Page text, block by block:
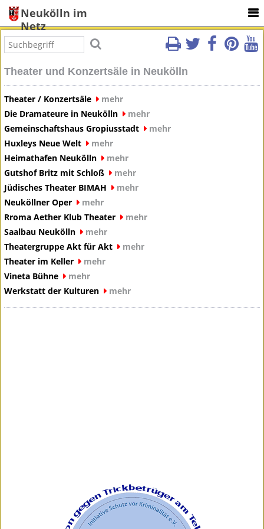
Neukölln im
Netz
Theater und Konzertsäle in Neukölln
Theater / Konzertsäle
mehr
Die Dramateure in Neukölln
mehr
Gemeinschaftshaus Gropiusstadt
mehr
Huxleys Neue Welt
mehr
Heimathafen Neukölln
mehr
Gutshof Britz mit Schloß
mehr
Jüdisches Theater BIMAH
mehr
Neuköllner Oper
mehr
Rroma Aether Klub Theater
mehr
Saalbau Neukölln
mehr
Theatergruppe Akt für Akt
mehr
Theater im Keller
mehr
Vineta Bühne
mehr
Werkstatt der Kulturen
mehr